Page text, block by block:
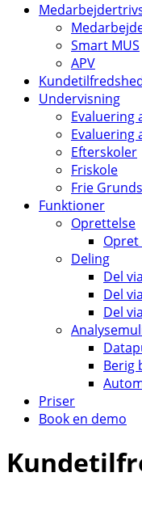
Smart MUS
APV
Undervisning
Evaluering
Evaluering
Efterskoler
Friskole
Frie
Funktioner
Oprettelse
Opret
Deling
Del
Del
Del
Berig
Priser
Book en demo